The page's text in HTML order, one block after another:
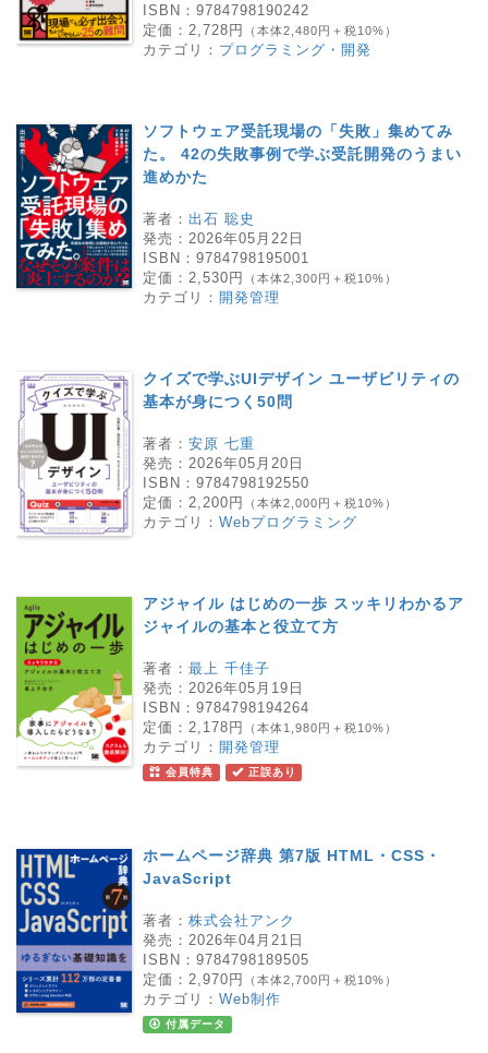
ISBN： 9784798190242
定価： 2,728円 （本体2,480円＋税10%）
カテゴリ： プログラミング・開発
ソフトウェア受託現場の「失敗」集めてみ
た。 42の失敗事例で学ぶ受託開発のうまい
進めかた
著者： 出石 聡史
発売： 2026年05月22日
ISBN： 9784798195001
定価： 2,530円 （本体2,300円＋税10%）
カテゴリ： 開発管理
クイズで学ぶUIデザイン ユーザビリティの
基本が身につく50問
著者： 安原 七重
発売： 2026年05月20日
ISBN： 9784798192550
定価： 2,200円 （本体2,000円＋税10%）
カテゴリ： Webプログラミング
アジャイル はじめの一歩 スッキリわかるア
ジャイルの基本と役立て方
著者： 最上 千佳子
発売： 2026年05月19日
ISBN： 9784798194264
定価： 2,178円 （本体1,980円＋税10%）
カテゴリ： 開発管理
会員特典 正誤あり
ホームページ辞典 第7版 HTML・CSS・
JavaScript
著者： 株式会社アンク
発売： 2026年04月21日
ISBN： 9784798189505
定価： 2,970円 （本体2,700円＋税10%）
カテゴリ： Web制作
付属データ